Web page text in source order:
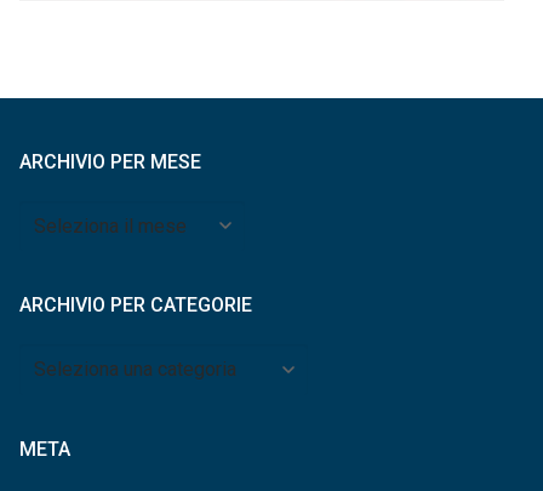
ARCHIVIO PER MESE
Archivio
ARCHIVIO PER CATEGORIE
Archivio
META